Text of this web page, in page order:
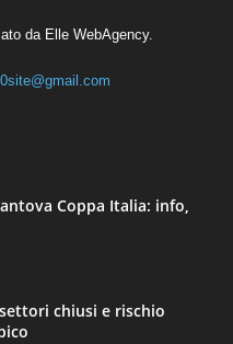
da Elle WebAgency.
Coppa Italia: info,
chiusi e rischio